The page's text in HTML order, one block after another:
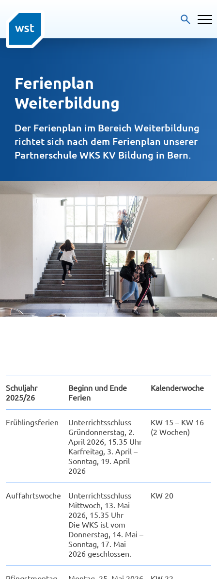
Ferienplan
Weiterbildung
Der Ferienplan im Bereich Weiterbildung
richtet sich nach dem Ferienplan unserer
Partnerschule WKS KV Bildung in Bern.
Schuljahr
2025/26
Beginn und Ende
Ferien
Kalenderwoche
Frühlingsferien
Unterrichtsschluss
Gründonnerstag, 2.
April 2026, 15.35 Uhr
Karfreitag, 3. April –
Sonntag, 19. April
2026
KW 15 – KW 16
(2 Wochen)
Auffahrtswoche
Unterrichtsschluss
Mittwoch, 13. Mai
2026, 15.35 Uhr
Die WKS ist vom
Donnerstag, 14. Mai –
Sonntag, 17. Mai
2026 geschlossen.
KW 20